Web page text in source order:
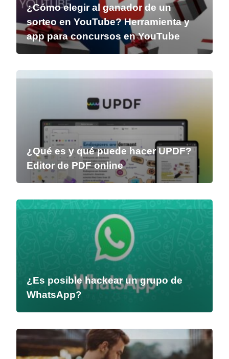
¿Cómo elegir al ganador de un
sorteo en YouTube? Herramienta y
app para concursos en YouTube
¿Qué es y qué puede hacer UPDF?
Editor de PDF online
¿Es posible hackear un grupo de
WhatsApp?